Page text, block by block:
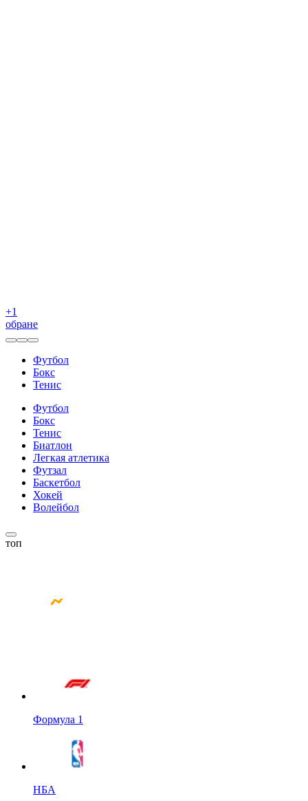
+1
обране
Футбол
Бокс
Тенис
Футбол
Бокс
Тенис
Биатлон
Легкая атлетика
Футзал
Баскетбол
Хокей
Волейбол
топ
Формула 1
НБА